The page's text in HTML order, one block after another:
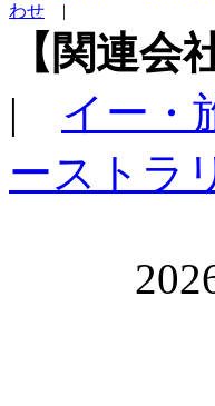
わせ |
【関連会
| イー・
ーストラ